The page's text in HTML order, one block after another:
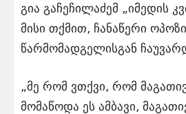
გია გაჩეჩილაძემ „იმედის
მისი თქმით, ჩანაწერი
წარმომადგელისგან
„მე რომ ვთქვი, რომ
მომაწოდა ეს ამბავი,